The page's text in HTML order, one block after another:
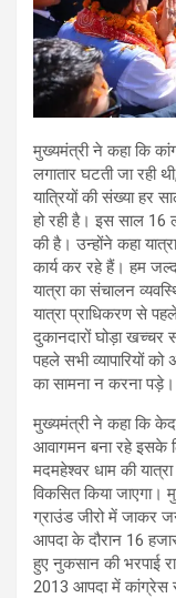
मुख्यमंत्री ने कहा कि
लगातार घटती जा रही
यात्रियों की संख्या हर
हो रही है। इस साल 16
की है। उन्होंने कहा
कार्य कर रहे हैं। हम
यात्रा का संचालन
यात्रा प्राधिकरण से पहले
दुकानदारों घोड़ा
पहले सभी व्यापारियों
का सामना न करना पड़े।
मुख्यमंत्री ने कहा कि
आवागमन बना रहे इसके
मदमहेश्वर धाम की
विकसित किया
ग्राउंड जीरो में जाकर
आपदा के दौरान 16 हजार
हुए नुकसान की भरपाई
2013 आपदा में कांग्रेस